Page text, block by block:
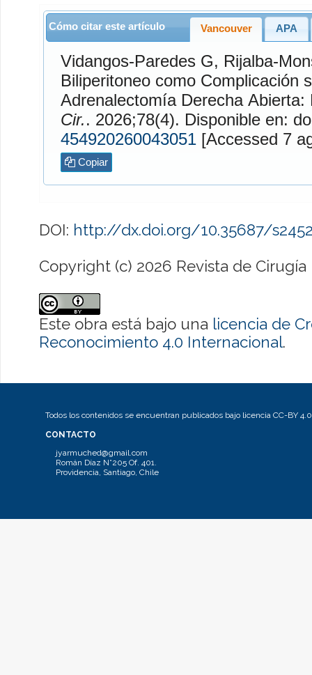
Cómo citar este artículo Vancouver APA
Vidangos-ParedesG, Rijalba-
Biliperitoneo como Complicación
Adrenalectomía Derecha
Cir.
. 2026;78(4). Disponible en:
454920260043051
Copiar
DOI: http://dx.doi.org/10.35687/
Copyright (c) 2026 Revista de Cirugía
Este obra está bajo una licencia de
Reconocimiento 4.0 Internacional.
Todos los contenidos se encuentran publicados bajo licencia CC-BY 4.0
CONTACTO
jyarmuched@gmail.com
Román Díaz N°205 Of. 401.
Providencia, Santiago, Chile